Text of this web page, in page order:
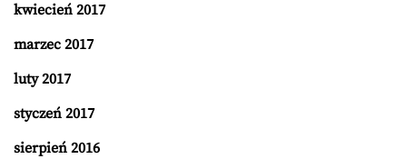
kwiecień 2017
marzec 2017
luty 2017
styczeń 2017
sierpień 2016